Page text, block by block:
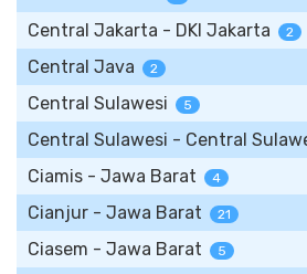
Central Jakarta - DKI Jakarta 2
Central Java 2
Central Sulawesi 5
Central Sulawesi - Central
Ciamis - Jawa Barat 4
Cianjur - Jawa Barat 21
Ciasem - Jawa Barat 5